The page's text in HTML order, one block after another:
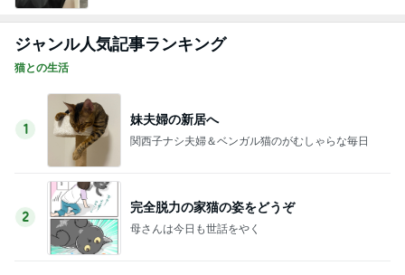
1
関西子ナシ夫婦＆ベンガル猫のがむしゃらな毎日
2
完全脱力の家猫の姿をどうぞ
母さんは今日も世話をやく